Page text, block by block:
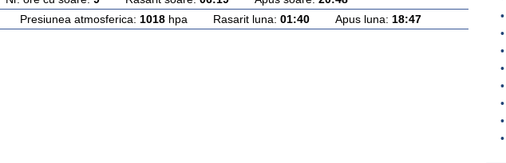
Presiunea atmosferica: 1018 hpa Rasarit luna: 01:40 Apus luna: 18:47
•
•
•
•
•
•
•
•